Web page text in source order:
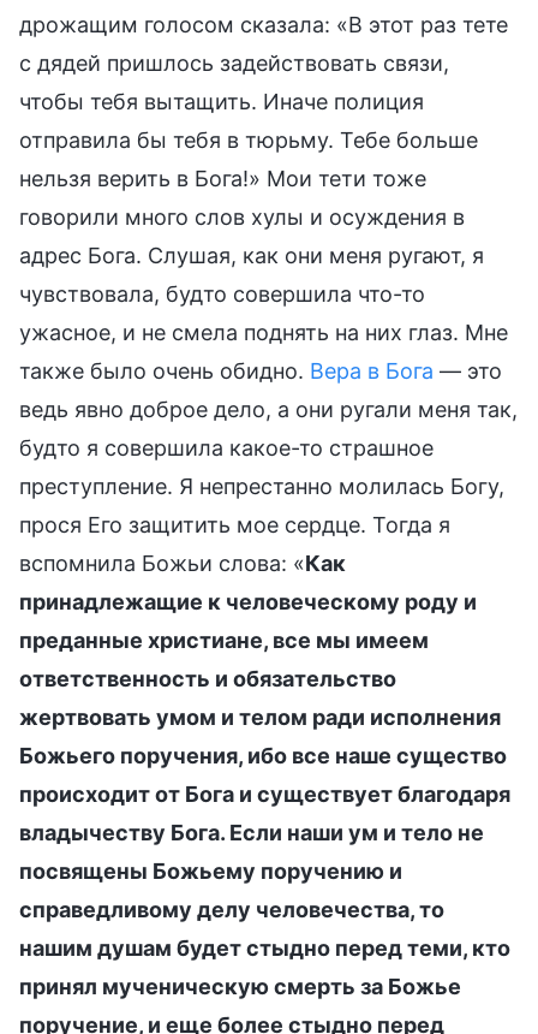
дрожащим голосом сказала: «В этот раз тете
с дядей пришлось задействовать связи,
чтобы тебя вытащить. Иначе полиция
отправила бы тебя в тюрьму. Тебе больше
нельзя верить в Бога!» Мои тети тоже
говорили много слов хулы и осуждения в
адрес Бога. Слушая, как они меня ругают, я
чувствовала, будто совершила что-то
ужасное, и не смела поднять на них глаз. Мне
также было очень обидно. Вера в Бога — это
ведь явно доброе дело, а они ругали меня так,
будто я совершила какое-то страшное
преступление. Я непрестанно молилась Богу,
прося Его защитить мое сердце. Тогда я
вспомнила Божьи слова: «Как
принадлежащие к человеческому роду и
преданные христиане, все мы имеем
ответственность и обязательство
жертвовать умом и телом ради исполнения
Божьего поручения, ибо все наше существо
происходит от Бога и существует благодаря
владычеству Бога. Если наши ум и тело не
посвящены Божьему поручению и
справедливому делу человечества, то
нашим душам будет стыдно перед теми, кто
принял мученическую смерть за Божье
поручение, и еще более стыдно перед